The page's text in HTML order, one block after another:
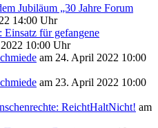
Jubiläum „30 Jahre Forum
14:00 Uhr
für gefangene
10:00 Uhr
am 24. April 2022 10:00
am 23. April 2022 10:00
ReichtHaltNicht! am